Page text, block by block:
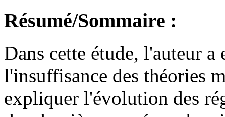
Résumé/Sommaire :
Dans cette étude, l'auteur a
l'insuffisance des théories
expliquer l'évolution des